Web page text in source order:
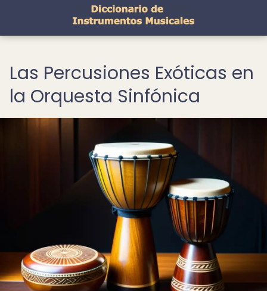
Las Percusiones Exóticas en
la Orquesta Sinfónica